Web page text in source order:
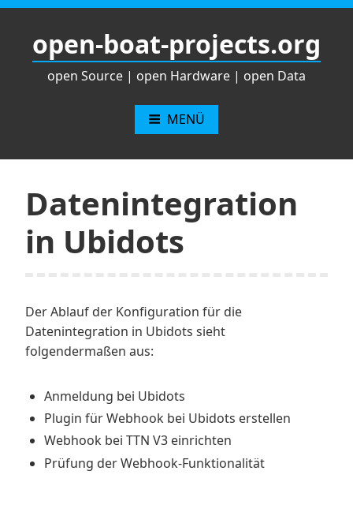
Zum
springenopen-boat-projects.org
open Source | open Hardware | open Data
MENÜ
Datenintegration
in Ubidots
Der Ablauf der Konfiguration für die
Datenintegration in Ubidots sieht
folgendermaßen aus:
Anmeldung bei Ubidots
Plugin für Webhook bei Ubidots erstellen
Webhook bei TTN V3 einrichten
Prüfung der Webhook-Funktionalität